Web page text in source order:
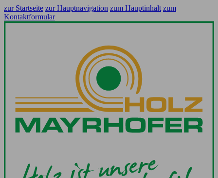
zur Startseite zur Hauptnavigation zum Hauptinhalt zum
Kontaktformular